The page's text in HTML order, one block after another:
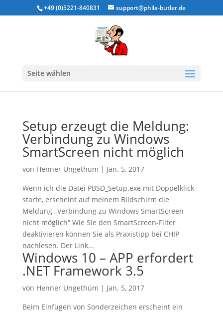
+49 (0)5221-840831 support@phila-butler.de
Seite wählen
Setup erzeugt die Meldung:
Verbindung zu Windows
SmartScreen nicht möglich
von Henner Ungethüm | Jan. 5, 2017
Wenn ich die Datei PBSD_Setup.exe mit Doppelklick
starte, erscheint auf meinem Bildschirm die
Meldung „Verbindung zu Windows SmartScreen
nicht möglich“ Wie Sie den SmartScreen-Filter
deaktivieren können Sie als Praxistipp bei CHIP
nachlesen. Der Link...
Windows 10 – APP erfordert
.NET Framework 3.5
von Henner Ungethüm | Jan. 5, 2017
Beim Einfügen von Sonderzeichen erscheint ein